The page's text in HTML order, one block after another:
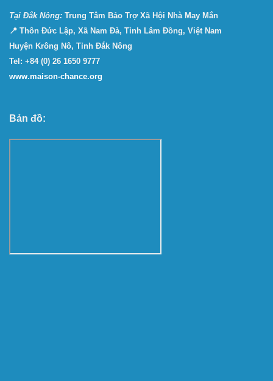
Tại Ðắk Nông: Trung Tâm Bảo Trợ Xã Hội Nhà May Mắn
📍 Thôn Đức Lập, Xã Nam Đà, Tỉnh Lâm Đồng, Việt Nam
Huyện Krông Nô, Tỉnh Đắk Nông
Tel: +84 (0) 26 1650 9777
www.maison-chance.org
Bản đồ: